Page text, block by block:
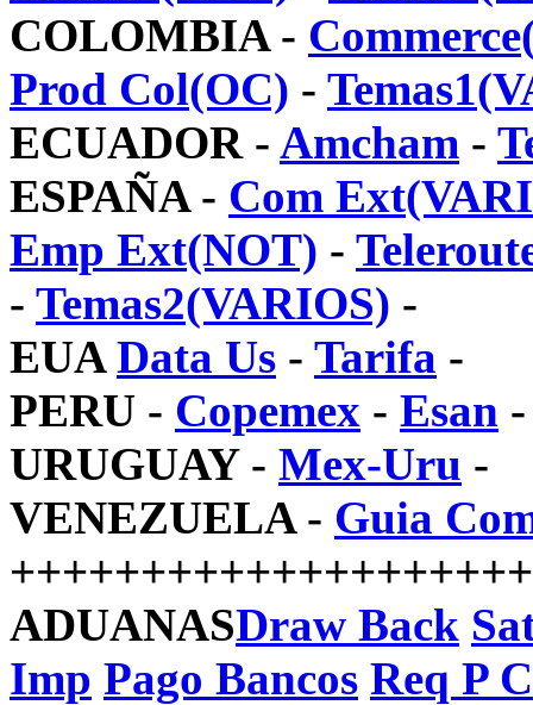
COLOMBIA -
Prod Col(OC) -
ECUADOR - Amcham -
ESPAÑA - Com
Emp Ext(NOT) -
- Temas2(VARIOS) -
EUAData Us - Tarifa -
PERU - Copemex - Esan -
URUGUAY - Mex-Uru -
VENEZUELA - Guia
ADUANASDraw Back
Imp Pago Bancos Req P